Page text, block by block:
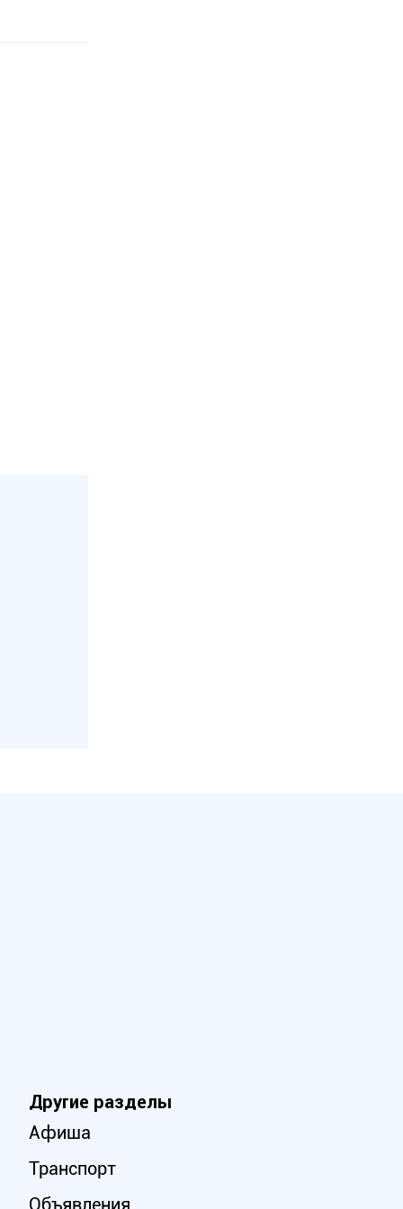
Другие разделы
Афиша
Транспорт
Объявления